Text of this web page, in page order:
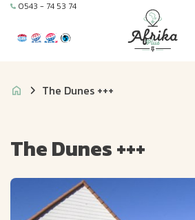
0543 - 74 53 74
The Dunes +++
The Dunes +++